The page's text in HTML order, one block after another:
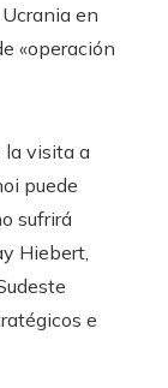
en
«operación
la visita a
puede
sufrirá
Hiebert,
e